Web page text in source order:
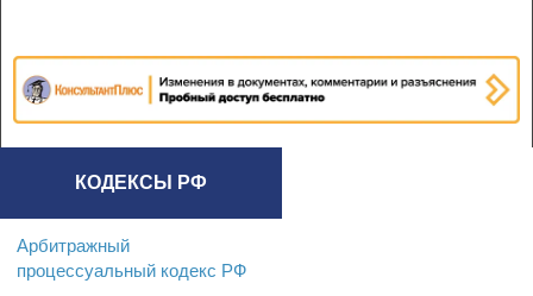
КОДЕКСЫ РФ
Арбитражный
процессуальный кодекс РФ